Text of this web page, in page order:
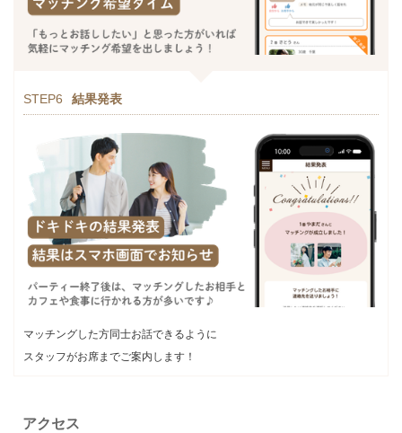
STEP6 結果発表
マッチングした方同士お話できるように
スタッフがお席までご案内します！
アクセス